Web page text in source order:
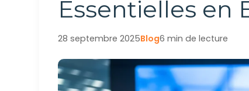
Essentielles en
28 septembre 2025Blog6 min de lecture